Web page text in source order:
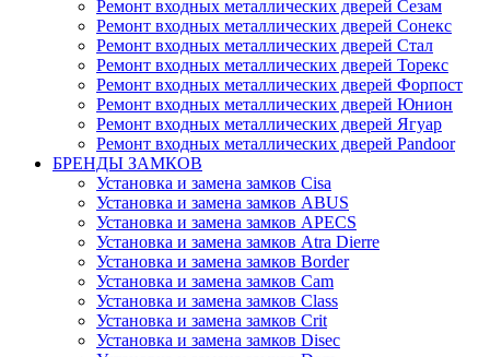
Ремонт входных металлических дверей Сезам
Ремонт входных металлических дверей Сонекс
Ремонт входных металлических дверей Стал
Ремонт входных металлических дверей Торекс
Ремонт входных металлических дверей Форпост
Ремонт входных металлических дверей Юнион
Ремонт входных металлических дверей Ягуар
Ремонт входных металлических дверей Pandoor
БРЕНДЫ ЗАМКОВ
Установка и замена замков Cisa
Установка и замена замков ABUS
Установка и замена замков APECS
Установка и замена замков Atra Dierre
Установка и замена замков Border
Установка и замена замков Cam
Установка и замена замков Class
Установка и замена замков Crit
Установка и замена замков Disec